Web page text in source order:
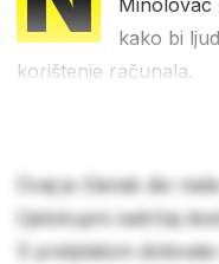
kako bi
korištenje računala.
Ovaj je članak dio
Cjelokupni sadržaj
S pretplatom